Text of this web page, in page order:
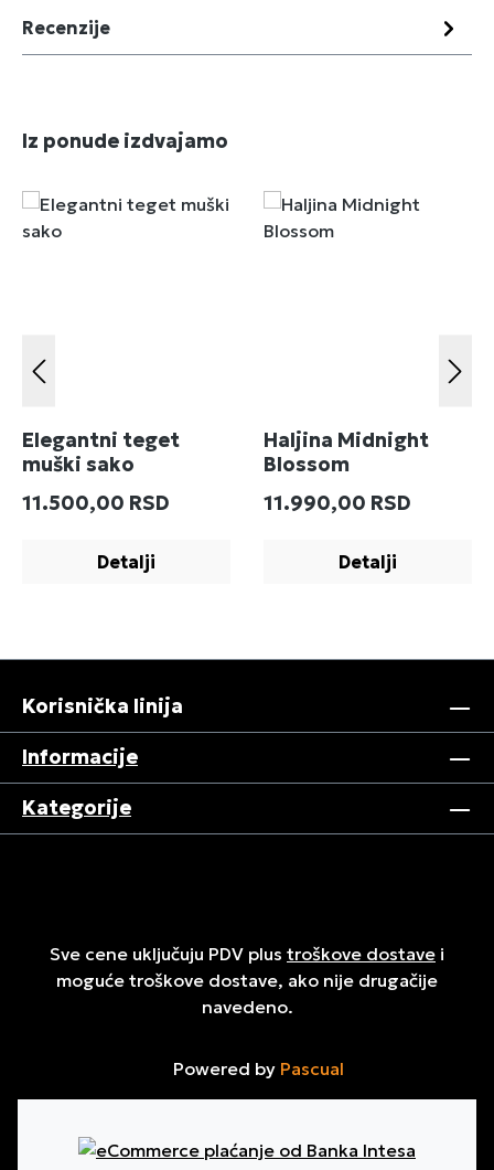
Recenzije
Preskoči galeriju proizvoda
Iz ponude izdvajamo
Elegantni teget
muški sako
Redovna cena:
11.500,00 RSD
Detalji
Haljina Midnight
Blossom
Redovna cena:
11.990,00 RSD
Detalji
Korisnička linija
Informacije
Kategorije
Sve cene uključuju PDV plus troškove dostave i
moguće troškove dostave, ako nije drugačije
navedeno.
Powered by Pascual